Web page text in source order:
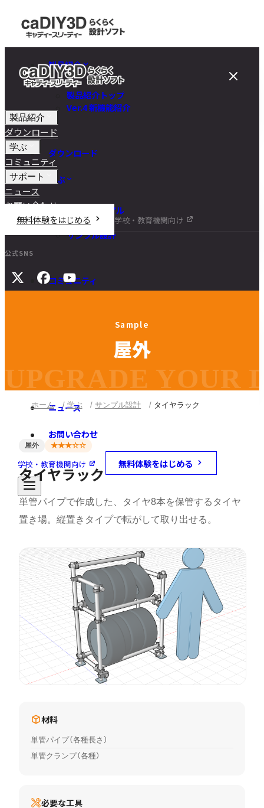
製品紹介
製品紹介トップ
Ver.4 新機能紹介
ダウンロード
学ぶ
チュートリアル
DIY講座
サンプル設計
コミュニティ
旧バージョンダウンロード
ニュース
お問い合わせ
学校・教育機関向け 無料体験をはじめる
製品紹介
ダウンロード
学ぶ
コミュニティ
サポート
ニュース
お問い合わせ
無料体験をはじめる
学校・教育機関向け
公式SNS
Sa mple
屋外
UPGRADE YOUR
ホーム 学ぶ サンプル設計 タイヤラック
屋外 ★★★☆☆
タイヤラック
単管パイプで作成した、タイヤ8本を保管するタイヤ
置き場。縦置きタイプで転がして取り出せる。
材料
単管パイプ（各種長さ）
単管クランプ（各種）
必要な工具